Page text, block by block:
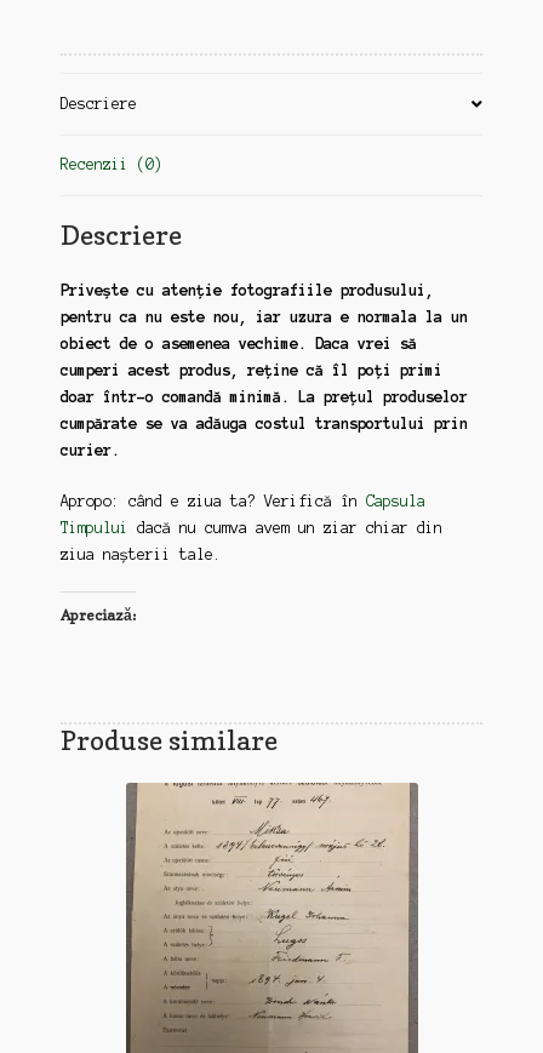
Descriere
Recenzii (0)
Descriere
Privește cu atenție fotografiile produsului,
pentru ca nu este nou, iar uzura e normala la un
obiect de o asemenea vechime. Daca vrei să
cumperi acest produs, reține că îl poți primi
doar într-o comandă minimă. La prețul produselor
cumpărate se va adăuga costul transportului prin
curier.
Apropo: când e ziua ta? Verifică în Capsula
Timpului
dacă nu cumva avem un ziar chiar din
ziua nașterii tale.
Apreciază:
Produse similare